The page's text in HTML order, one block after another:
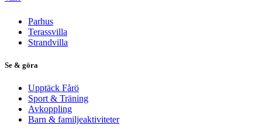
Parhus
Terassvilla
Strandvilla
Se & göra
Upptäck Fårö
Sport & Träning
Avkoppling
Barn & familjeaktiviteter